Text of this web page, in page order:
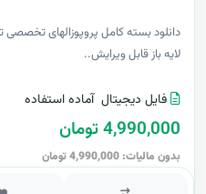
دانلود بسته کامل پروپوزالهای تخصصی
لایه باز قابل ویرایش..
فایل دیجیتال آماده استفاده
4,990,000 تومان
بدون مالیات: 4,990,000 تومان